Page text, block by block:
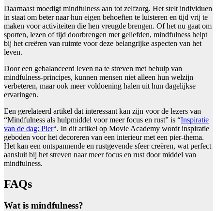
Daarnaast moedigt mindfulness aan tot zelfzorg. Het stelt individuen
in staat om beter naar hun eigen behoeften te luisteren en tijd vrij te
maken voor activiteiten die hen vreugde brengen. Of het nu gaat om
sporten, lezen of tijd doorbrengen met geliefden, mindfulness helpt
bij het creëren van ruimte voor deze belangrijke aspecten van het
leven.
Door een gebalanceerd leven na te streven met behulp van
mindfulness-principes, kunnen mensen niet alleen hun welzijn
verbeteren, maar ook meer voldoening halen uit hun dagelijkse
ervaringen.
Een gerelateerd artikel dat interessant kan zijn voor de lezers van
“Mindfulness als hulpmiddel voor meer focus en rust” is “Inspiratie
van de dag: Pier“. In dit artikel op Movie Academy wordt inspiratie
geboden voor het decoreren van een interieur met een pier-thema.
Het kan een ontspannende en rustgevende sfeer creëren, wat perfect
aansluit bij het streven naar meer focus en rust door middel van
mindfulness.
FAQs
Wat is mindfulness?